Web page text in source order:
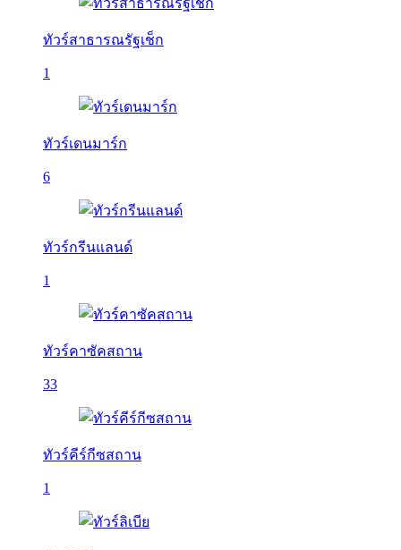
ทัวร์สาธารณรัฐเช็ก
1
ทัวร์เดนมาร์ก
6
ทัวร์กรีนแลนด์
1
ทัวร์คาซัคสถาน
33
ทัวร์คีร์กีซสถาน
1